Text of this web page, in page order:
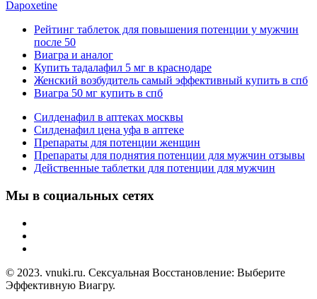
Dapoxetine
Рейтинг таблеток для повышения потенции у мужчин
после 50
Виагра и аналог
Купить тадалафил 5 мг в краснодаре
Женский возбудитель самый эффективный купить в спб
Виагра 50 мг купить в спб
Силденафил в аптеках москвы
Силденафил цена уфа в аптеке
Препараты для потенции женщин
Препараты для поднятия потенции для мужчин отзывы
Действенные таблетки для потенции для мужчин
Мы в социальных сетях
© 2023. vnuki.ru. Сексуальная Восстановление: Выберите
Эффективную Виагру.